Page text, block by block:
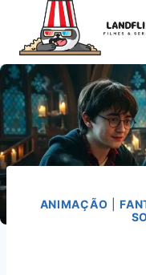
Conteúdo
ANIMAÇÃO |